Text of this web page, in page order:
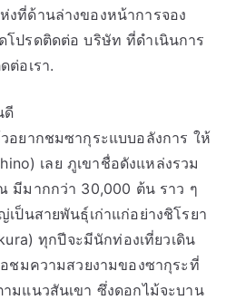
งที่ด้านล่างของหน้าการจอง
โปรดติดต่อ บริษัท ที่ดำเนินการ
ต่อเรา.
ดี
อยากชมซากุระแบบอลังการ ให้
เลย ภูเขาชื่อดังแหล่งรวม
มีมากกว่า 30,000 ต้น ราว ๆ
ป็นสายพันธุ์เก่าแก่อย่างชิโรยา
ทุกปีจะมีนักท่องเที่ยวเดิน
ชมความสวยงามของซากุระที่
มแนวสันเขา ซึ่งดอกไม้จะบาน